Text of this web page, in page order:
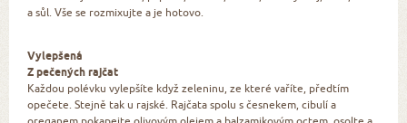
a sůl. Vše se rozmixujte a je hotovo.
Vylepšená
Z pečených rajčat
Každou polévku vylepšíte když zeleninu, ze které vaříte, předtím
opečete. Stejně tak u rajské. Rajčata spolu s česnekem, cibulí a